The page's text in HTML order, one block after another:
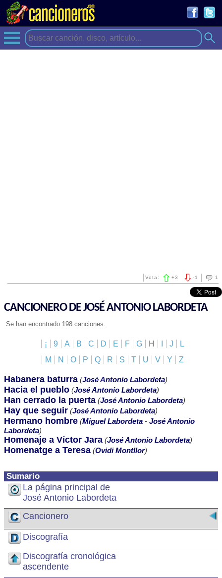
1
-1
Vota: +3
CANCIONERO DE JOSÉ ANTONIO LABORDETA
Se han encontrado 198 canciones.
¡ 9 A B C D E F G H J
L
M
N O P Q R S T U V Y Z
Sumario
La página principal de
José Antonio Labordeta
Cancionero
Discografía
Discografía cronológica
ascendente
Habanera baturra (José Antonio Labordeta)
Hacia el pueblo (José Antonio Labordeta)
Han cerrado la puerta (José Antonio Labordeta)
Hay que seguir (José Antonio Labordeta)
Hermano hombre (Miguel Labordeta - José Antonio
Labordeta)
Homenaje a Víctor Jara (José Antonio Labordeta)
Homenatge a Teresa (Ovidi Montllor)